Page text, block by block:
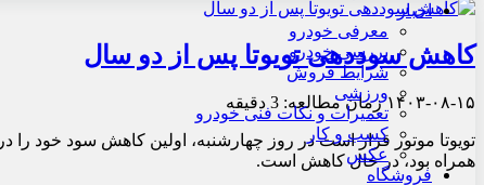
اخبار
معرفی خودرو
بررسی خودرو
شرایط فروش
ورزشی
تعمیرات و نکات فنی خودرو
کسب و کار
عکس
فروشگاه
کاهش سوددهی تویوتا پس از دو سال
۱۴۰۳-۰۸-۱۵زمان مطالعه: 3 دقیقه
تویوتا موتور قرار است در روز چهارشنبه، اولین کاهش سود خود
همراه بود، در حال کاهش است.